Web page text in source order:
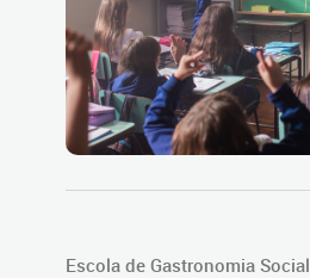
Escola de Gastronomia Social